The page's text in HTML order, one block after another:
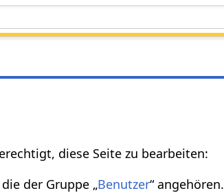
diese Seite zu bearbeiten:
der Gruppe „Benutzer“ angehören.